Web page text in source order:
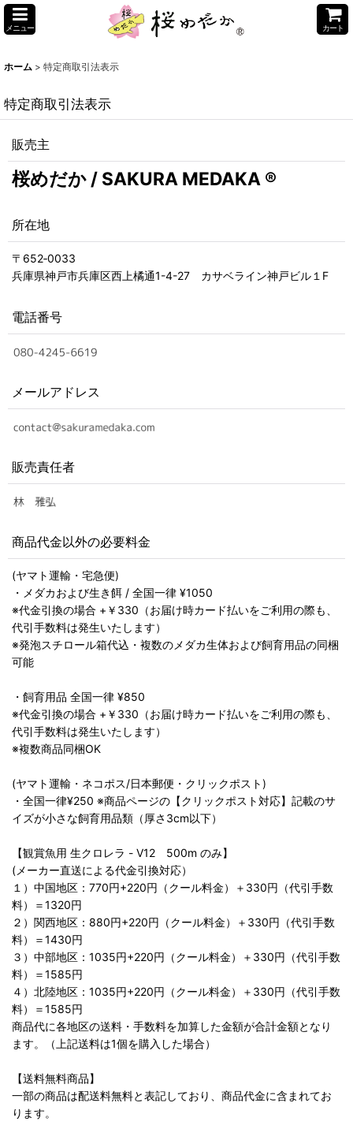
メニュー カート
ホーム > 特定商取引法表示
特定商取引法表示
販売主
桜めだか / SAKURA MEDAKA ®
所在地
〒652‐0033
兵庫県神戸市兵庫区西上橘通1-4-27 カサベライン神戸ビル１F
電話番号
メールアドレス
販売責任者
商品代金以外の必要料金
(ヤマト運輸・宅急便)
・メダカおよび生き餌 / 全国一律 ¥1050
※代金引換の場合 +￥330（お届け時カード払いをご利用の際も、
代引手数料は発生いたします）
※発泡スチロール箱代込・複数のメダカ生体および飼育用品の同梱
可能
・飼育用品 全国一律 ¥850
※代金引換の場合 +￥330（お届け時カード払いをご利用の際も、
代引手数料は発生いたします）
※複数商品同梱OK
(ヤマト運輸・ネコポス/日本郵便・クリックポスト)
・全国一律¥250 ※商品ページの【クリックポスト対応】記載のサ
イズが小さな飼育用品類（厚さ3cm以下）
【観賞魚用 生クロレラ - V12 500m のみ】
(メーカー直送による代金引換対応）
１）中国地区：770円+220円（クール料金）＋330円（代引手数
料）＝1320円
２）関西地区：880円+220円（クール料金）＋330円（代引手数
料）＝1430円
３）中部地区：1035円+220円（クール料金）＋330円（代引手数
料）＝1585円
４）北陸地区：1035円+220円（クール料金）＋330円（代引手数
料）＝1585円
商品代に各地区の送料・手数料を加算した金額が合計金額となり
ます。（上記送料は1個を購入した場合）
【送料無料商品】
一部の商品は配送料無料と表記しており、商品代金に含まれてお
ります。